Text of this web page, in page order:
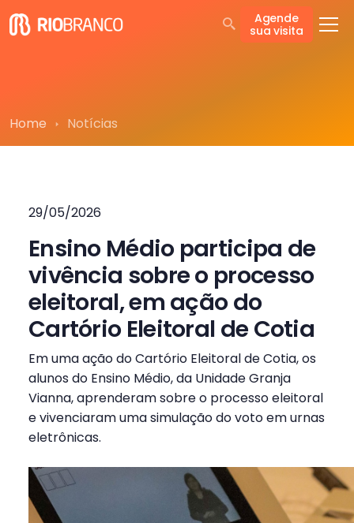
Agende
sua visita
Home Notícias
29/05/2026
Ensino Médio participa de
vivência sobre o processo
eleitoral, em ação do
Cartório Eleitoral de Cotia
Em uma ação do Cartório Eleitoral de Cotia, os
alunos do Ensino Médio, da Unidade Granja
Vianna, aprenderam sobre o processo eleitoral
e vivenciaram uma simulação do voto em urnas
eletrônicas.